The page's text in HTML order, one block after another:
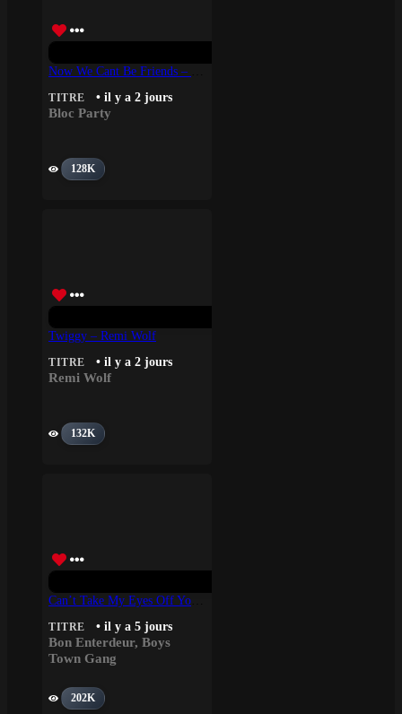
TITRE • il y a 2 jours
Bloc Party
128K
Twiggy – Remi Wolf
TITRE • il y a 2 jours
Remi Wolf
132K
TITRE • il y a 5 jours
Bon Enterdeur, Boys
Town Gang
202K